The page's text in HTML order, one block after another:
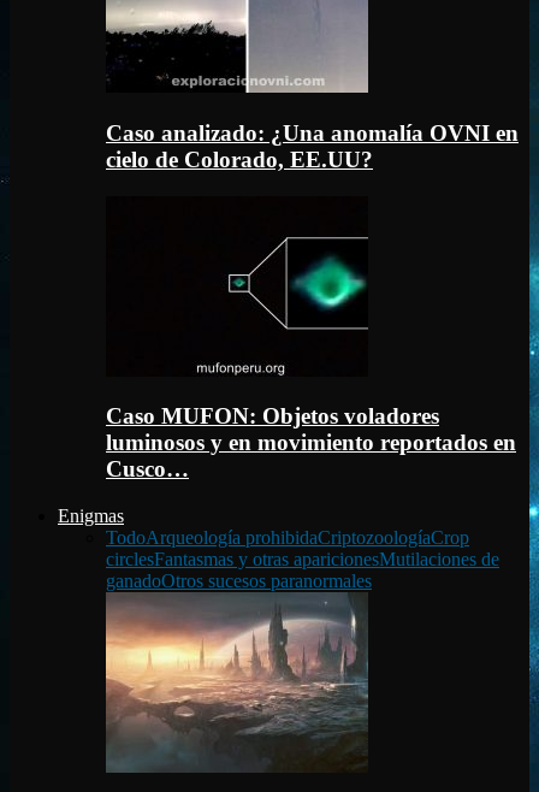
Caso analizado: ¿Una anomalía OVNI en
cielo de Colorado, EE.UU?
Caso MUFON: Objetos voladores
luminosos y en movimiento reportados en
Cusco…
Enigmas
TodoArqueología prohibidaCriptozoologíaCrop
circlesFantasmas y otras aparicionesMutilaciones de
ganadoOtros sucesos paranormales